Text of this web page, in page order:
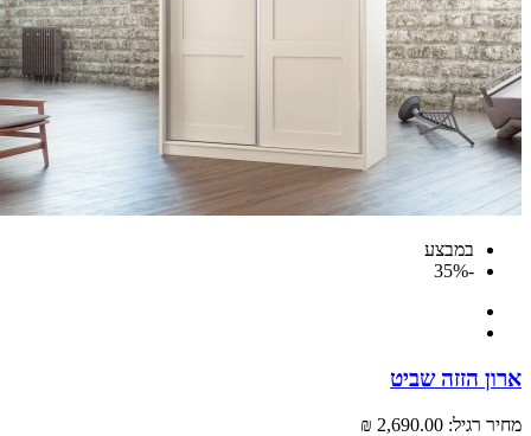
במבצע
הזזה שביט
רגיל: 2,690.00 ₪